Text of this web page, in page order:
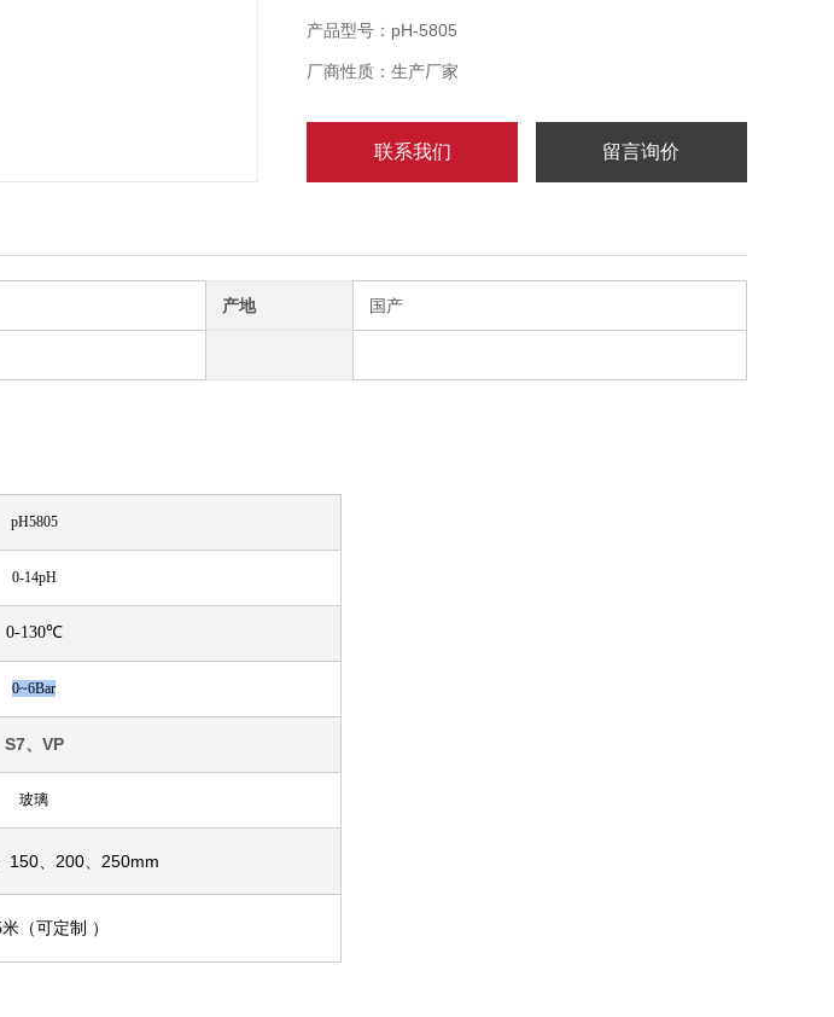
产品型号：pH-5805
厂商性质：生产厂家
联系我们 留言询价
产地 国产
pH5805
0-14pH
0-130℃
0~6Bar
S7、VP
玻璃
150、200、250mm
（可定制 ）